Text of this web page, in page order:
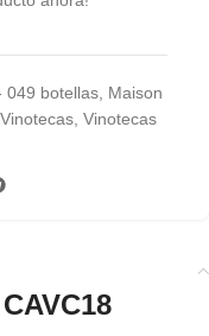
049 botellas Maison
Vinotecas Vinotecas